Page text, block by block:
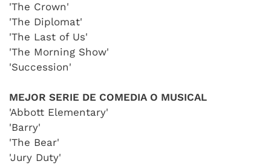
'The Crown'
'The Diplomat'
'The Last of Us'
'The Morning Show'
'Succession'
MEJOR SERIE DE COMEDIA O MUSICAL
'Abbott Elementary'
'Barry'
'The Bear'
'Jury Duty'